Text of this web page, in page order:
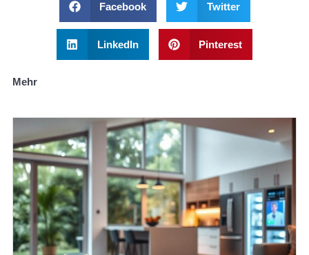
Facebook Twitter
LinkedIn Pinterest
Mehr